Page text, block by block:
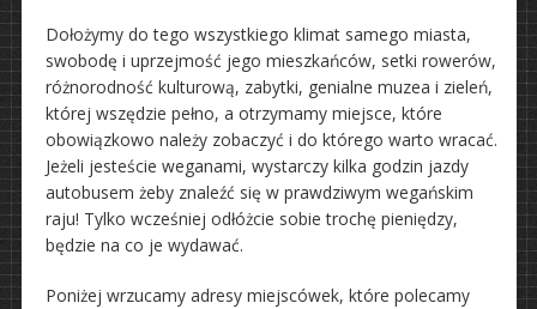
Dołożymy do tego wszystkiego klimat samego miasta,
swobodę i uprzejmość jego mieszkańców, setki rowerów,
różnorodność kulturową, zabytki, genialne muzea i zieleń,
której wszędzie pełno, a otrzymamy miejsce, które
obowiązkowo należy zobaczyć i do którego warto wracać.
Jeżeli jesteście weganami, wystarczy kilka godzin jazdy
autobusem żeby znaleźć się w prawdziwym wegańskim
raju! Tylko wcześniej odłóżcie sobie trochę pieniędzy,
będzie na co je wydawać.
Poniżej wrzucamy adresy miejscówek, które polecamy